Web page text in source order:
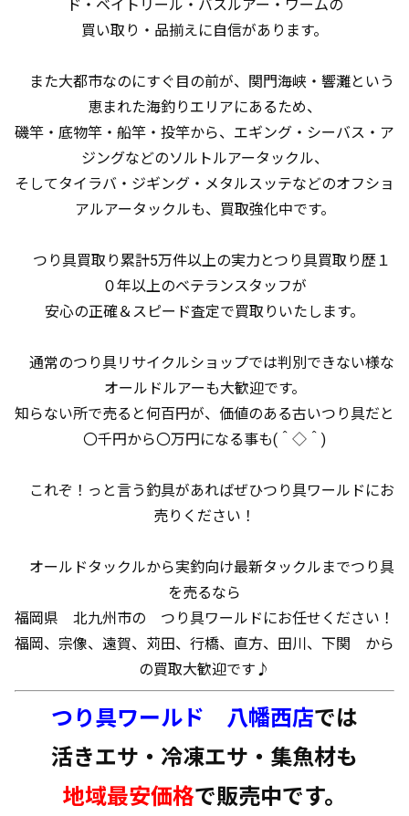
ド・ベイトリール・バスルアー・ワームの
買い取り・品揃えに自信があります。
また大都市なのにすぐ目の前が、関門海峡・響灘という
恵まれた海釣りエリアにあるため、
磯竿・底物竿・船竿・投竿から、エギング・シーバス・ア
ジングなどのソルトルアータックル、
そしてタイラバ・ジギング・メタルスッテなどのオフショ
アルアータックルも、買取強化中です。
つり具買取り累計5万件以上の実力とつり具買取り歴１
０年以上のベテランスタッフが
安心の正確＆スピード査定で買取りいたします。
通常のつり具リサイクルショップでは判別できない様な
オールドルアーも大歓迎です。
知らない所で売ると何百円が、価値のある古いつり具だと
〇千円から〇万円になる事も(＾◇＾)
これぞ！っと言う釣具があればぜひつり具ワールドにお
売りください！
オールドタックルから実釣向け最新タックルまでつり具
を売るなら
福岡県 北九州市の つり具ワールドにお任せください！
福岡、宗像、遠賀、苅田、行橋、直方、田川、下関 から
の買取大歓迎です♪
つり具ワールド 八幡西店では
活きエサ・冷凍エサ・集魚材も
地域最安価格で販売中です。